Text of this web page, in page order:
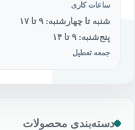
ساعات کاری
شنبه تا چهارشنبه: ۹ تا ۱۷
پنج‌شنبه: ۹ تا ۱۴
جمعه تعطیل
دسته‌بندی محصولات